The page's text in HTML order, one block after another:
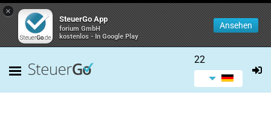
×
SteuerGo App
forium GmbH
kostenlos - In Google Play
Ansehen
22